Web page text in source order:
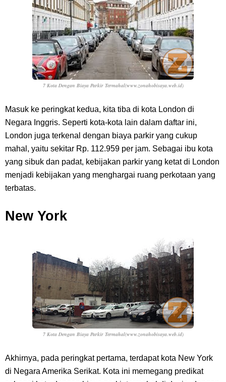
7 Kota Dengan Biaya Parkir Termahal(www.zonahobisaya.web.id)
Masuk ke peringkat kedua, kita tiba di kota London di
Negara Inggris. Seperti kota-kota lain dalam daftar ini,
London juga terkenal dengan biaya parkir yang cukup
mahal, yaitu sekitar Rp. 112.959 per jam. Sebagai ibu kota
yang sibuk dan padat, kebijakan parkir yang ketat di London
menjadi kebijakan yang menghargai ruang perkotaan yang
terbatas.
New York
7 Kota Dengan Biaya Parkir Termahal(www.zonahobisaya.web.id)
Akhirnya, pada peringkat pertama, terdapat kota New York
di Negara Amerika Serikat. Kota ini memegang predikat